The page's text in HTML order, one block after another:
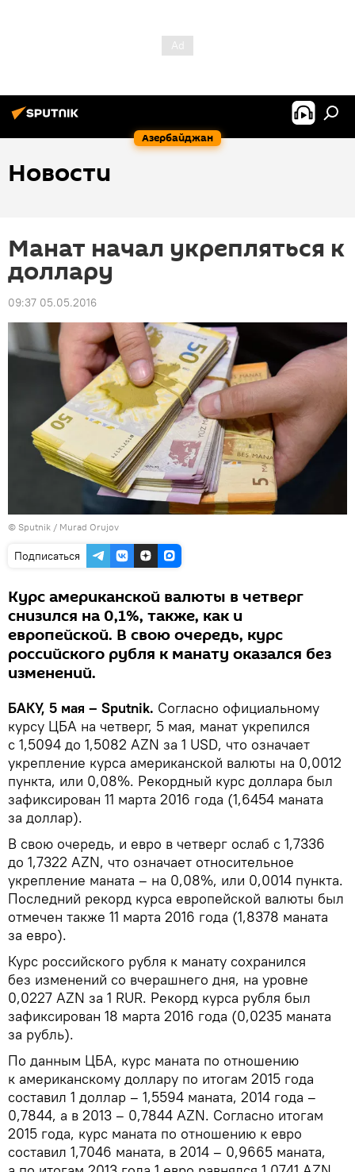
Азербайджан
Новости
Манат начал укрепляться к
доллару
09:37 05.05.2016
© Sputnik / Murad Orujov
Подписаться
Курс американской валюты в четверг
снизился на 0,1%, также, как и
европейской. В свою очередь, курс
российского рубля к манату оказался без
изменений.
БАКУ, 5 мая – Sputnik. Согласно официальному
курсу ЦБА на четверг, 5 мая, манат укрепился
с 1,5094 до 1,5082 AZN за 1 USD, что означает
укрепление курса американской валюты на 0,0012
пункта, или 0,08%. Рекордный курс доллара был
зафиксирован 11 марта 2016 года (1,6454 маната
за доллар).
В свою очередь, и евро в четверг ослаб с 1,7336
до 1,7322 AZN, что означает относительное
укрепление маната – на 0,08%, или 0,0014 пункта.
Последний рекорд курса европейской валюты был
отмечен также 11 марта 2016 года (1,8378 маната
за евро).
Курс российского рубля к манату сохранился
без изменений со вчерашнего дня, на уровне
0,0227 AZN за 1 RUR. Рекорд курса рубля был
зафиксирован 18 марта 2016 года (0,0235 маната
за рубль).
По данным ЦБА, курс маната по отношению
к американскому доллару по итогам 2015 года
составил 1 доллар – 1,5594 маната, 2014 года –
0,7844, а в 2013 – 0,7844 AZN. Согласно итогам
2015 года, курс маната по отношению к евро
составил 1,7046 маната, в 2014 – 0,9665 маната,